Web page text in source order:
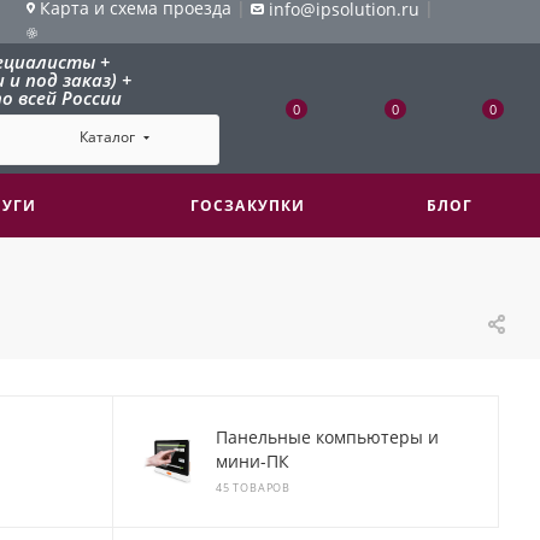
Карта и схема проезда | info@ipsolution.ru |
+
под заказ) +
всей России
Каталог
0 0 0
ГОСЗАКУПКИ БЛОГ
Панельные компьютеры и
мини-ПК
45 ТОВАРОВ